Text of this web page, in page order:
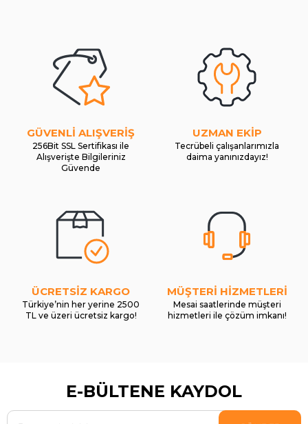
GÜVENLİ ALIŞVERİŞ
256Bit SSL Sertifikası ile
Alışverişte Bilgileriniz
Güvende
UZMAN EKİP
Tecrübeli çalışanlarımızla
daima yanınızdayız!
ÜCRETSİZ KARGO
Türkiye’nin her yerine 2500
TL ve üzeri ücretsiz kargo!
MÜŞTERİ HİZMETLERİ
Mesai saatlerinde müşteri
hizmetleri ile çözüm imkanı!
E-BÜLTENE KAYDOL